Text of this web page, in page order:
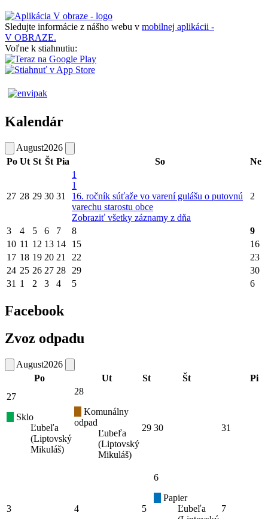
Sledujte informácie z nášho webu v mobilnej aplikácii -
V OBRAZE.
Voľne k stiahnutiu:
Kalendár
August2026
Po Ut St Št Pia So Ne
27 28 29 30 31
1
1
16. ročník súťaže vo varení gulášu o putovnú
varechu starostu obce
Zobraziť všetky záznamy z dňa
2
3 4 5 6 7 8
9
10 11 12 13 14 15
16
17 18 19 20 21 22
23
24 25 26 27 28 29
30
31 1 2 3 4 5 6
Facebook
Zvoz odpadu
August2026
Po
Ut St Št
Pi
27
Sklo
Ľubeľa
(Liptovský
Mikuláš)
28
Komunálny
odpad
Ľubeľa
(Liptovský
Mikuláš)
29 30 31
3 4 5
6
Papier
Ľubeľa
7